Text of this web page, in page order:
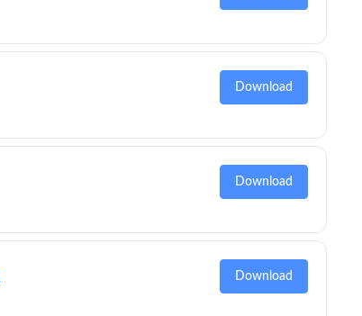
Download
Download
Download